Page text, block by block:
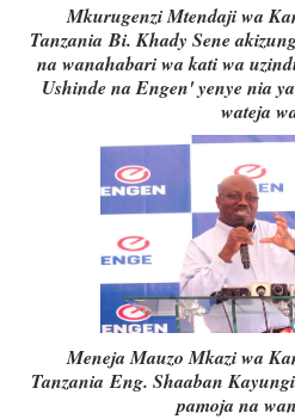
Mkurugenzi Mtendaji wa
Tanzania Bi. Khady Sene
na wanahabari wa kati wa
Ushinde na Engen' yenye nia
wateja
Meneja Mauzo Mkazi wa
Tanzania Eng. Shaaban
pamoja na